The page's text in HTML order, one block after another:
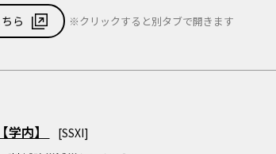
ら ※クリックすると別タブで開きます
内】 [SSXI]